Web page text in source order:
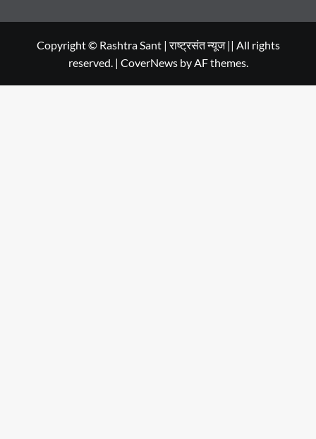
in
Dehradun
Copyright © Rashtra Sant | राष्ट्रसंत न्यूज || All rights
reserved. | CoverNewsby AF themes.